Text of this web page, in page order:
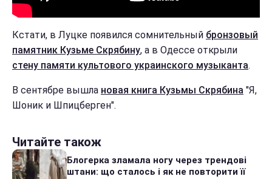
Кстати, в Луцке появился сомнительный бронзовый
памятник Кузьме Скрябину, а в Одессе открыли
стену памяти культового украинского музыканта.
В сентябре вышла новая книга Кузьмы Скрябина "Я,
Шоник и Шпицберген".
Читайте також
Блогерка зламала ногу через трендові
штани: що сталось і як не повторити її